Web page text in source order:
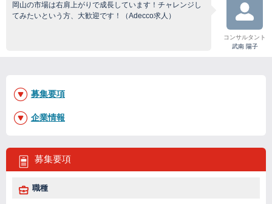
岡山の市場は右肩上がりで成長しています！チャレンジし
てみたいという方、大歓迎です！（Adecco求人）
コンサルタント
武南 陽子
募集要項
職種
募集要項
企業情報